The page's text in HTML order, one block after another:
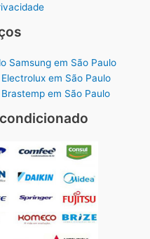
Samsung em São Paulo
em São Paulo
em São Paulo